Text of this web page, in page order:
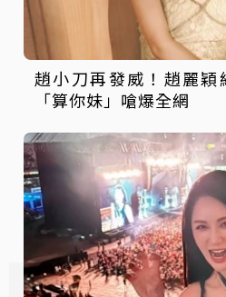
趙小刀再發威！趙麗穎
「算你妹」嗆爆全網